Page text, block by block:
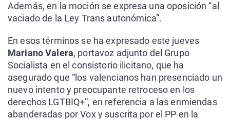
Además, en la moción se expresa una oposición “al
vaciado de la Ley Trans autonómica”.
En esos términos se ha expresado este jueves
Mariano Valera, portavoz adjunto del Grupo
Socialista en el consistorio ilicitano, que ha
asegurado que “los valencianos han presenciado un
nuevo intento y preocupante retroceso en los
derechos LGTBIQ+”, en referencia a las enmiendas
abanderadas por Vox y suscrita por el PP en la